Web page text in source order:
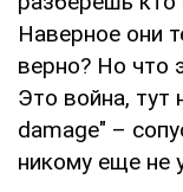
Наверное они
верно? Но что
Это война, тут
damage" –
никому еще не